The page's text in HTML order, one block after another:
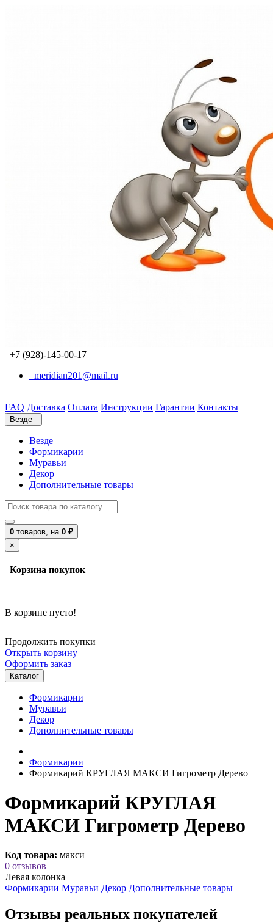
+7 (928)-145-00-17
meridian201@mail.ru
FAQ Доставка Оплата Инструкции Гарантии Контакты
Везде
Везде
Формикарии
Муравьи
Декор
Дополнительные товары
0 товаров, на 0 ₽
×
Корзина покупок
В корзине пусто!
Продолжить покупки
Открыть корзину
Оформить заказ
Каталог
Формикарии
Муравьи
Декор
Дополнительные товары
Формикарии
Формикарий КРУГЛАЯ МАКСИ Гигрометр Дерево
Формикарий КРУГЛАЯ
МАКСИ Гигрометр Дерево
Код товара: макси
0 отзывов
Левая колонка
Формикарии Муравьи Декор Дополнительные товары
Отзывы реальных покупателей